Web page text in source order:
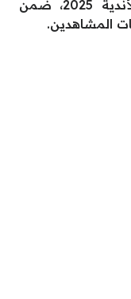
الحصري لمنافسات كأس العالم للأندية 2025، ضمن
المشاهدين.